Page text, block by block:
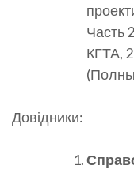
Часть
КГТА,
(
Довідники: